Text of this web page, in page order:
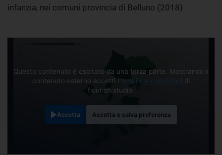
infanzia, nei comuni provincia di Belluno (2018)
Questo contenuto è ospitato da una terza parte. Mostrando il
contenuto esterno accetti i termini e condizioni di
flourish.studio.
Accetta Accetta e salva preferenza